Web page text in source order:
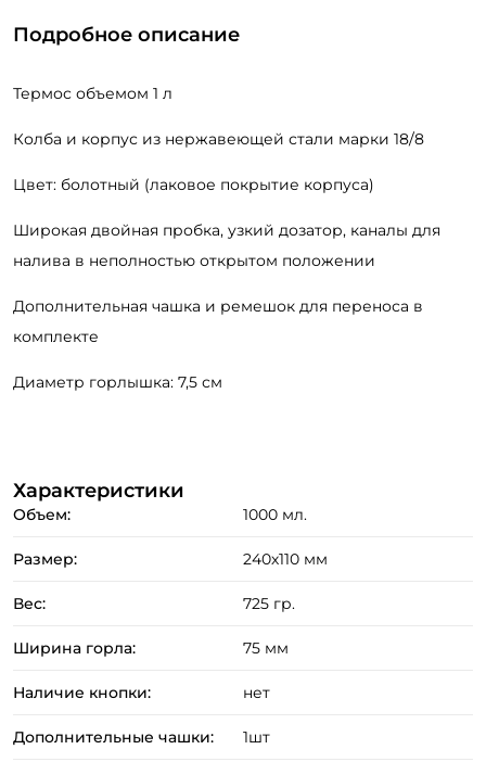
Подробное описание
Термос объемом 1 л
Колба и корпус из нержавеющей стали марки 18/8
Цвет: болотный (лаковое покрытие корпуса)
Широкая двойная пробка, узкий дозатор, каналы для
налива в неполностью открытом положении
Дополнительная чашка и ремешок для переноса в
комплекте
Диаметр горлышка: 7,5 см
Характеристики
Объем: 1000 мл.
Размер: 240х110 мм
Вес: 725 гр.
Ширина горла: 75 мм
Наличие кнопки: нет
Дополнительные чашки: 1шт
Создать аккаунт
ФИО: *
Email: *
Придумайте пароль: *
персональных данных
Создать аккаунт